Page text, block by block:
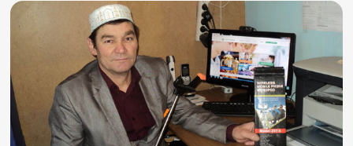
О проекте
Видео
Инфографики
Презентации
Кибершкола
Итоги событий
Личный кабинет
English